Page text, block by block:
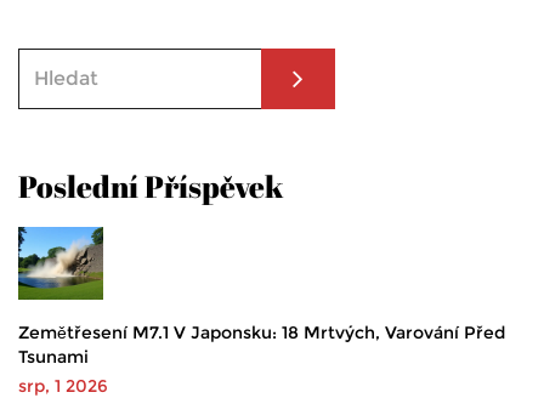
Poslední Příspěvek
Zemětřesení M7.1 V Japonsku: 18 Mrtvých, Varování Před
Tsunami
srp, 1 2026